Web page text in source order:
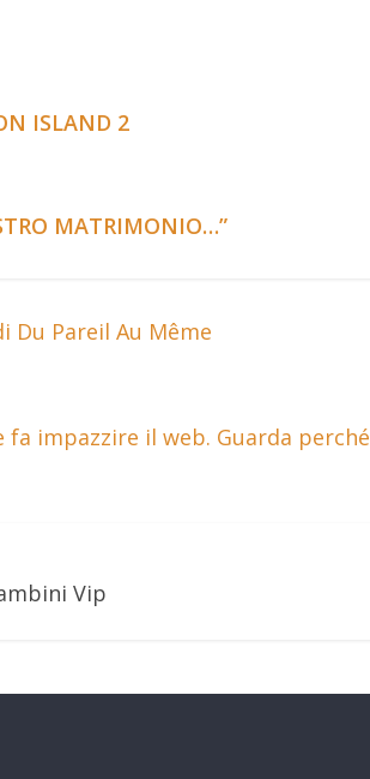
ISLAND 2
MATRIMONIO…”
Du Pareil Au Même
fa impazzire il web. Guarda perché
Vip